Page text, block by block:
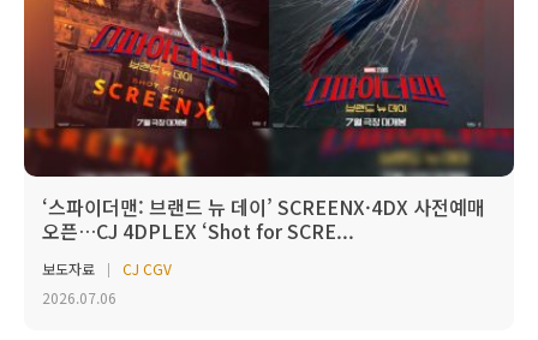
‘스파이더맨: 브랜드 뉴 데이’ SCREENX·4DX 사전예매
오픈…CJ 4DPLEX ‘Shot for SCRE...
보도자료
CJ CGV
2026.07.06